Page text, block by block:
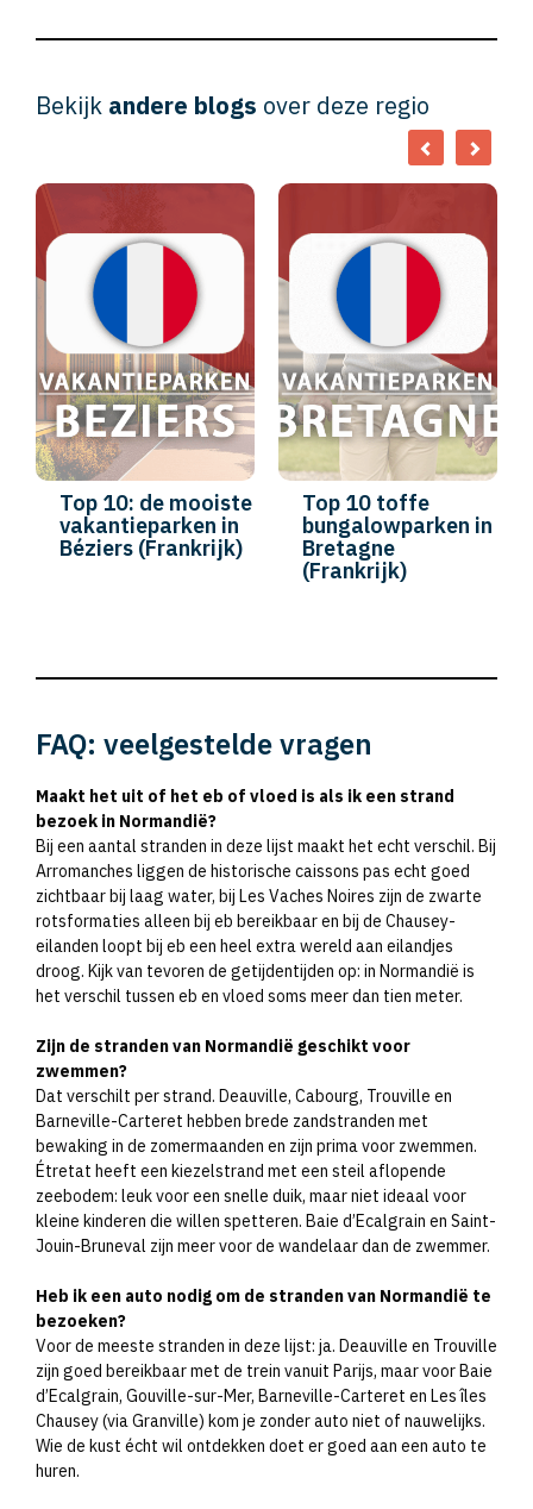
Bekijk andere blogs over deze regio
Top 10: de mooiste
vakantieparken in
Béziers (Frankrijk)
Top 10 toffe
bungalowparken in
Bretagne
(Frankrijk)
FAQ: veelgestelde vragen
Maakt het uit of het eb of vloed is als ik een strand
bezoek in Normandië?
Bij een aantal stranden in deze lijst maakt het echt verschil. Bij
Arromanches liggen de historische caissons pas echt goed
zichtbaar bij laag water, bij Les Vaches Noires zijn de zwarte
rotsformaties alleen bij eb bereikbaar en bij de Chausey-
eilanden loopt bij eb een heel extra wereld aan eilandjes
droog. Kijk van tevoren de getijdentijden op: in Normandië is
het verschil tussen eb en vloed soms meer dan tien meter.
Zijn de stranden van Normandië geschikt voor
zwemmen?
Dat verschilt per strand. Deauville, Cabourg, Trouville en
Barneville-Carteret hebben brede zandstranden met
bewaking in de zomermaanden en zijn prima voor zwemmen.
Étretat heeft een kiezelstrand met een steil aflopende
zeebodem: leuk voor een snelle duik, maar niet ideaal voor
kleine kinderen die willen spetteren. Baie d’Ecalgrain en Saint-
Jouin-Bruneval zijn meer voor de wandelaar dan de zwemmer.
Heb ik een auto nodig om de stranden van Normandië te
bezoeken?
Voor de meeste stranden in deze lijst: ja. Deauville en Trouville
zijn goed bereikbaar met de trein vanuit Parijs, maar voor Baie
d’Ecalgrain, Gouville-sur-Mer, Barneville-Carteret en Les îles
Chausey (via Granville) kom je zonder auto niet of nauwelijks.
Wie de kust écht wil ontdekken doet er goed aan een auto te
huren.